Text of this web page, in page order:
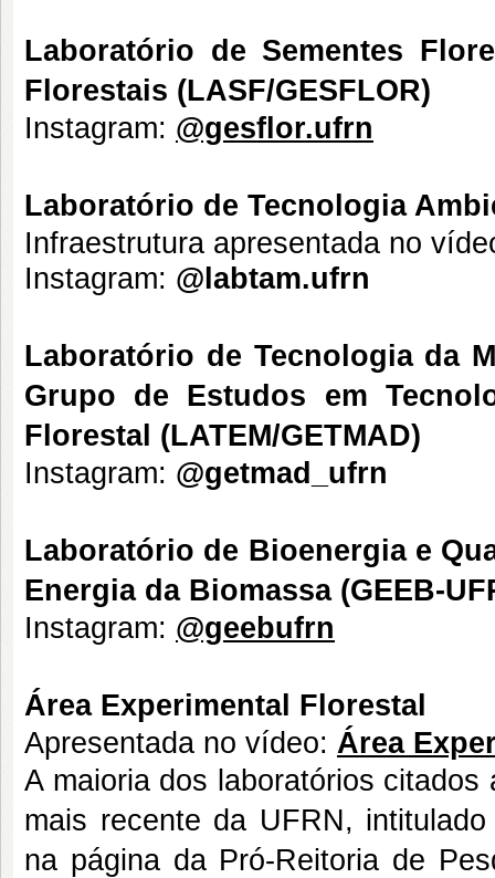
Laboratório de Sementes
Florestais (LASF/GESFLOR)
Instagram: @gesflor.ufrn
Laboratório de Tecnologia
Infraestrutura apresentada no
Instagram: @labtam.ufrn
Laboratório de Tecnologia da
Grupo de Estudos em
Florestal (LATEM/GETMAD)
Instagram: @getmad_ufrn
Laboratório de Bioenergia e
Energia da Biomassa (GEEB-
Instagram: @geebufrn
Área Experimental Florestal
Apresentada no vídeo: Área
A maioria dos laboratórios
mais recente da UFRN,
na página da Pró-Reitoria de